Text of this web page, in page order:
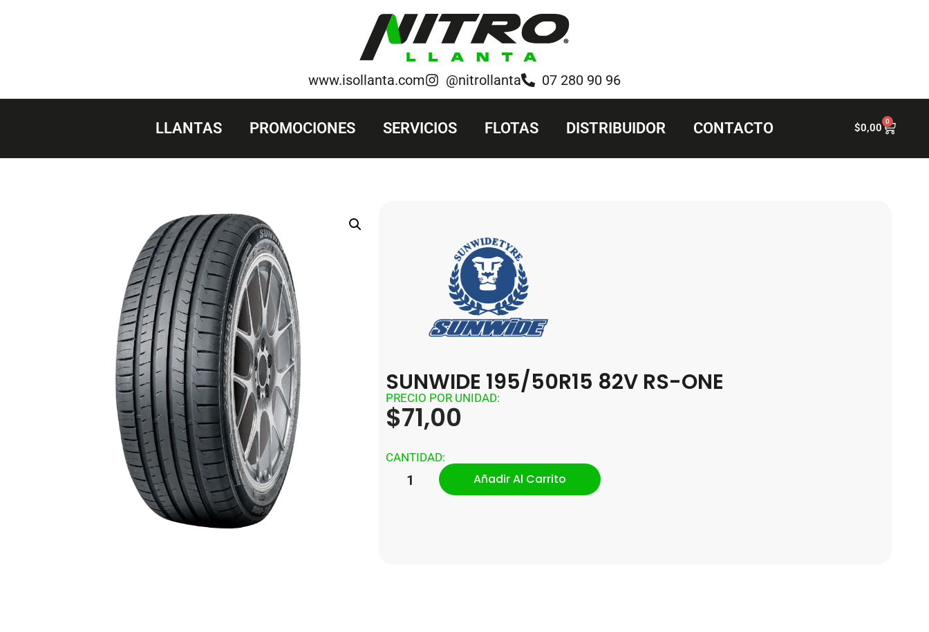
www.isollanta.com @nitrollanta 07 280 90 96
LLANTAS PROMOCIONES SERVICIOS FLOTAS DISTRIBUIDOR CONTACTO $0,00 0
SUNWIDE 195/50R15 82V RS-ONE
PRECIO POR UNIDAD:
$71,00
CANTIDAD:
Añadir Al Carrito